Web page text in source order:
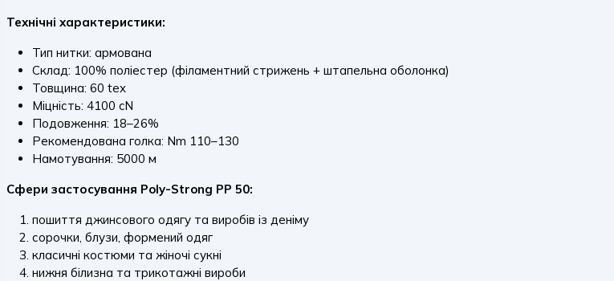
Технічні характеристики:
Тип нитки: армована
Склад: 100% поліестер (філаментний стрижень + штапельна оболонка)
Товщина: 60 tex
Міцність: 4100 cN
Подовження: 18–26%
Рекомендована голка: Nm 110–130
Намотування: 5000 м
Сфери застосування Poly-Strong PP 50:
пошиття джинсового одягу та виробів із деніму
сорочки, блузи, формений одяг
класичні костюми та жіночі сукні
нижня білизна та трикотажні вироби